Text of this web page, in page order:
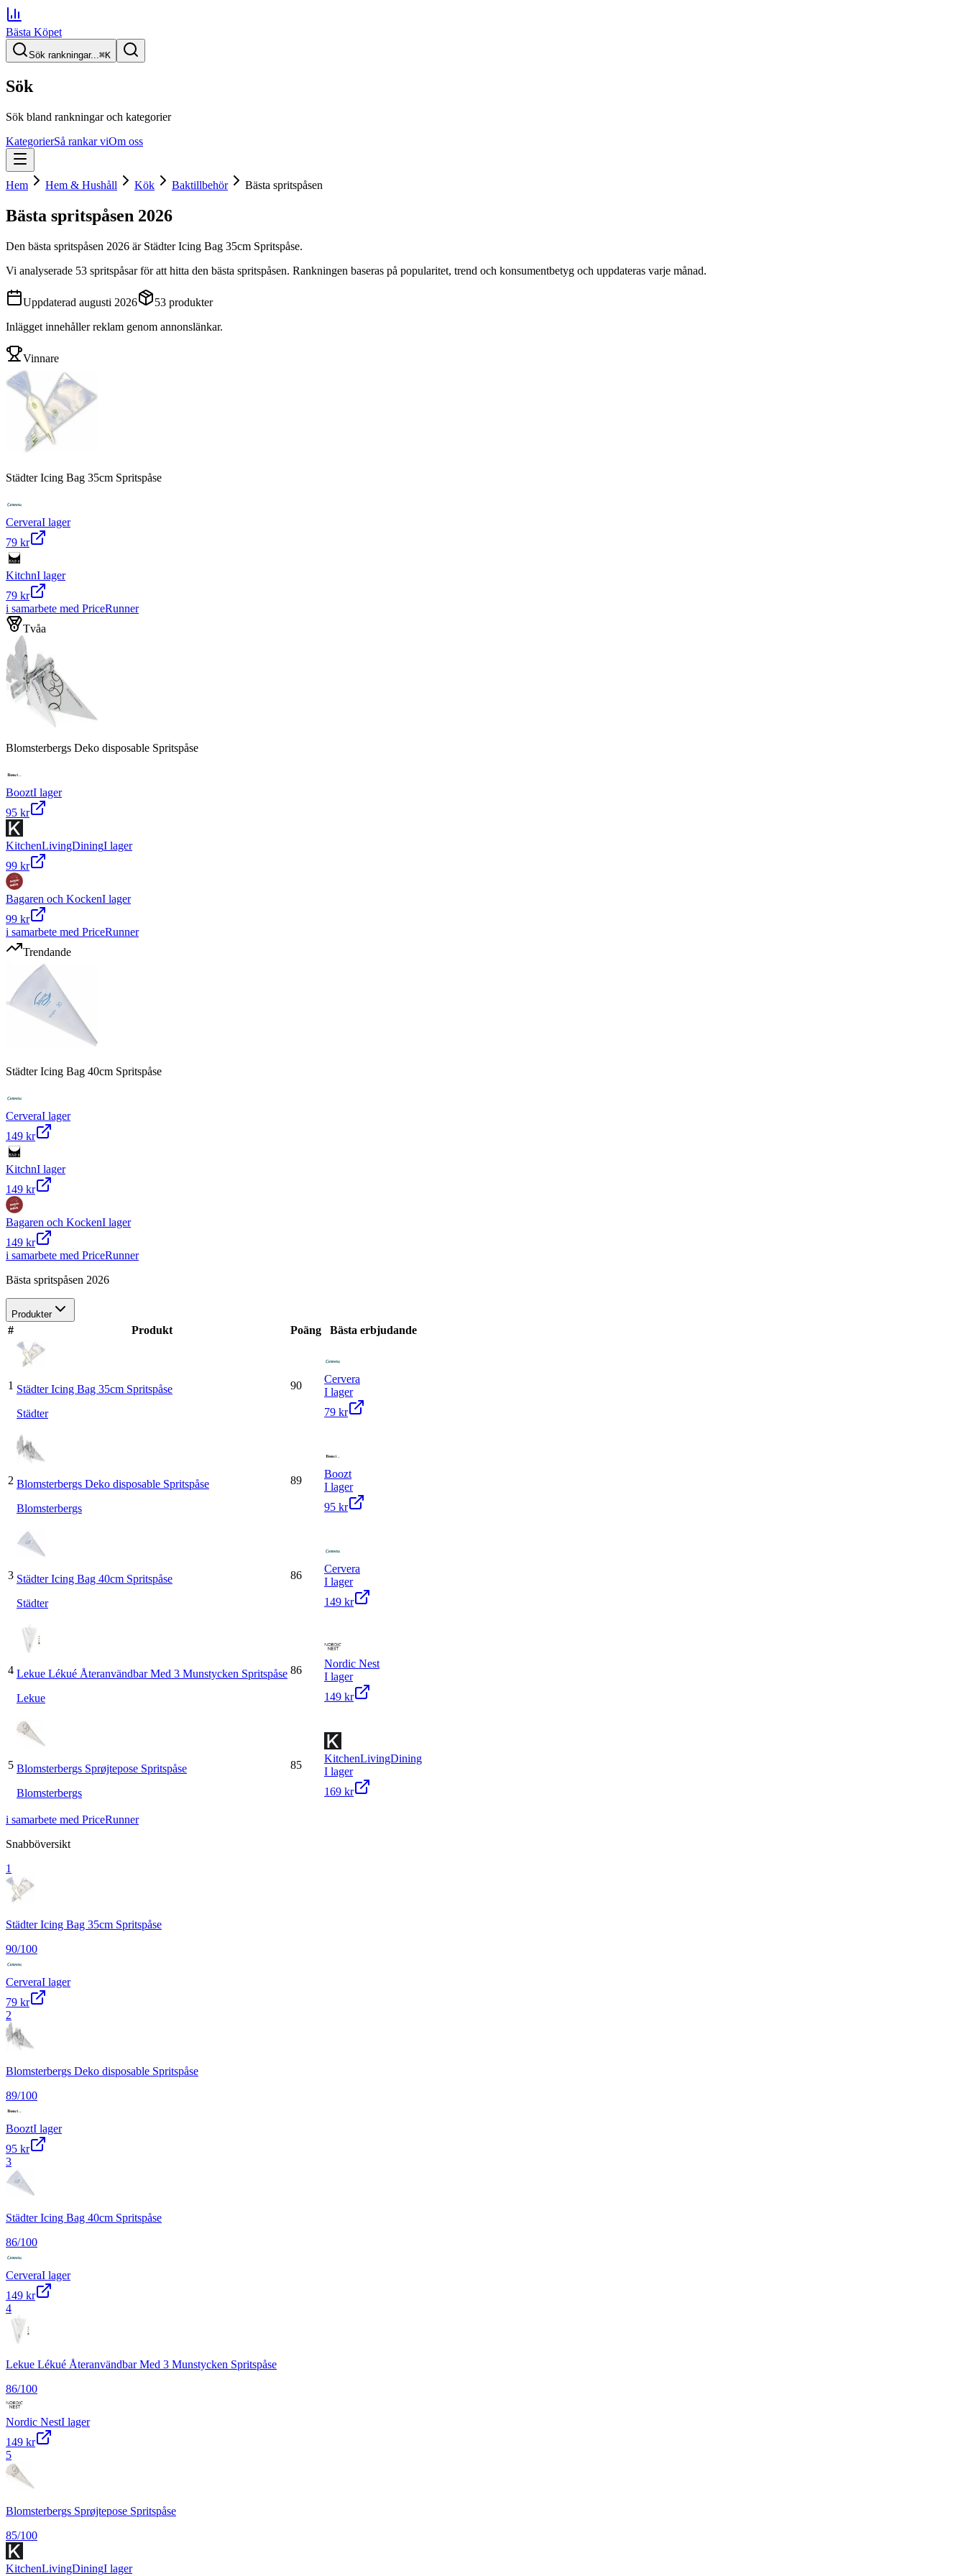
Bästa Köpet
Sök rankningar...⌘K
Sök
Sök bland rankningar och kategorier
KategorierSå rankar viOm oss
Hem Hem & Hushåll Kök Baktillbehör Bästa spritspåsen
Bästa spritspåsen 2026
Den bästa spritspåsen 2026 är Städter Icing Bag 35cm Spritspåse.
Vi analyserade 53 spritspåsarför att hitta den bästa spritspåsen. Rankningen baseras på popularitet, trend och konsumentbetyg och uppdateras varje månad.
Uppdaterad augusti 2026 53 produkter
Inlägget innehåller reklam genom annonslänkar.
Vinnare
Städter Icing Bag 35cm Spritspåse
CerveraI lager
79 kr
KitchnI lager
79 kr
i samarbete med PriceRunner
Tvåa
Blomsterbergs Deko disposable Spritspåse
BooztI lager
95 kr
KitchenLivingDiningI lager
99 kr
Bagaren och KockenI lager
99 kr
i samarbete med PriceRunner
Trendande
Städter Icing Bag 40cm Spritspåse
CerveraI lager
149 kr
KitchnI lager
149 kr
Bagaren och KockenI lager
149 kr
i samarbete med PriceRunner
Bästa spritspåsen 2026
Produkter
# Produkt Poäng Bästa erbjudande
1 Städter Icing Bag 35cm Spritspåse
Städter
90
Cervera
I lager
79 kr
2 Blomsterbergs Deko disposable Spritspåse
Blomsterbergs
89
Boozt
I lager
95 kr
3 Städter Icing Bag 40cm Spritspåse
Städter
86
Cervera
I lager
149 kr
4 Lekue Lékué Återanvändbar Med 3 Munstycken Spritspåse
Lekue
86
Nordic Nest
I lager
149 kr
5 Blomsterbergs Sprøjtepose Spritspåse
Blomsterbergs
85
KitchenLivingDining
I lager
169 kr
i samarbete med PriceRunner
Snabböversikt
1
Städter Icing Bag 35cm Spritspåse
90/100
CerveraI lager
79 kr
2
Blomsterbergs Deko disposable Spritspåse
89/100
BooztI lager
95 kr
3
Städter Icing Bag 40cm Spritspåse
86/100
CerveraI lager
149 kr
4
Lekue Lékué Återanvändbar Med 3 Munstycken Spritspåse
86/100
Nordic NestI lager
149 kr
5
Blomsterbergs Sprøjtepose Spritspåse
85/100
KitchenLivingDiningI lager